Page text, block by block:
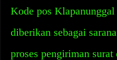
Kode pos
diberikan sebagai
proses pengiriman